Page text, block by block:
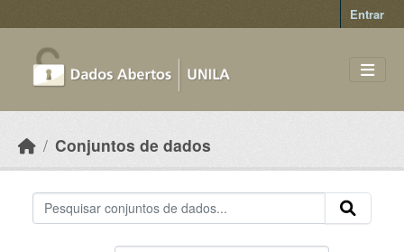
Entrar
Conjuntos de dados